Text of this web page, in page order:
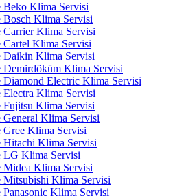
Beko Klima Servisi
Bosch Klima Servisi
Carrier Klima Servisi
Cartel Klima Servisi
Daikin Klima Servisi
Demirdöküm Klima Servisi
Diamond Electric Klima Servisi
Electra Klima Servisi
Fujitsu Klima Servisi
General Klima Servisi
Gree Klima Servisi
Hitachi Klima Servisi
LG Klima Servisi
Midea Klima Servisi
Mitsubishi Klima Servisi
Panasonic Klima Servisi